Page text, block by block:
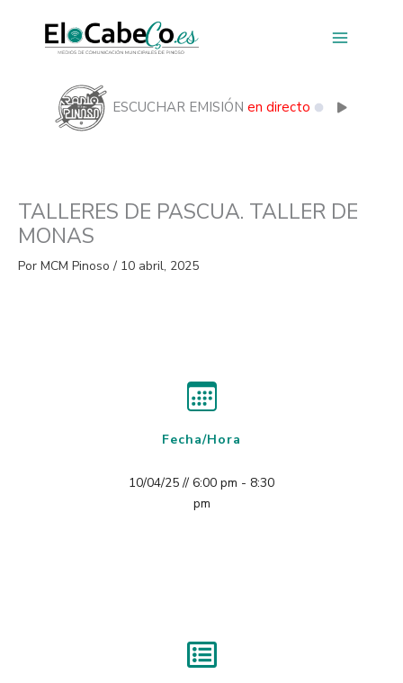
contenido
ESCUCHAR EMISIÓN en directo
TALLERES DE PASCUA. TALLER DE
MONAS
Por MCM Pinoso / 10 abril, 2025
Fecha/Hora
10/04/25 // 6:00 pm - 8:30
pm